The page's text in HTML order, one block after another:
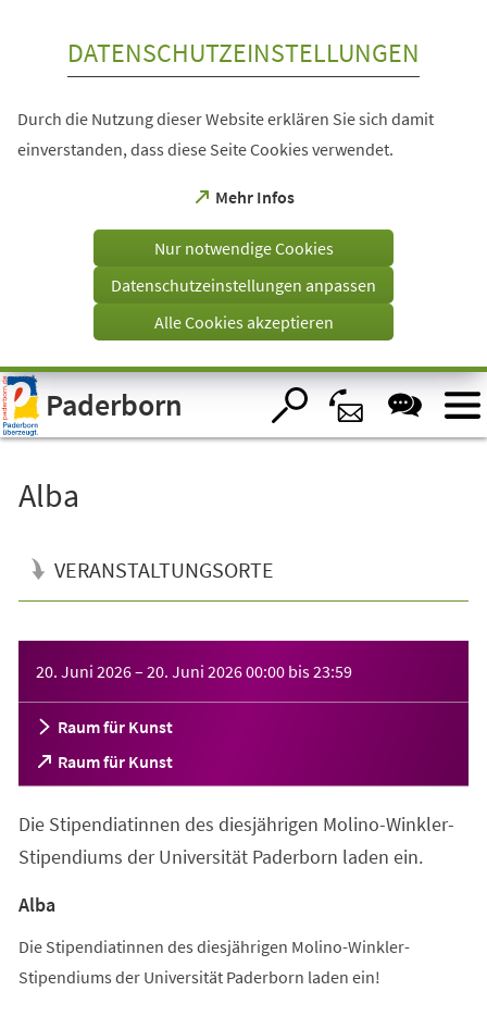
Visuelle
Assistenzsoftware
öffnen.
DATENSCHUTZEINSTELLUNGEN
Durch die Nutzung dieser Website erklären Sie sich damit
einverstanden, dass diese Seite Cookies verwendet.
Mehr Infos
(Öffnet
einem
Tab)
Nur notwendige Cookies
Datenschutzeinstellungen anpassen
Alle Cookies akzeptieren
Paderborn
Alba
VERANSTALTUNGSORTE
20. Juni 2026– 20. Juni 202600:00 bis23:59
Raum für Kunst
Raum für Kunst
(Öffnet
in
neuen
Tab)
Die Stipendiatinnen des diesjährigen Molino-Winkler-
Stipendiums der Universität Paderborn laden ein.
Alba
Die Stipendiatinnen des diesjährigen Molino-Winkler-
Stipendiums der Universität Paderborn laden ein!